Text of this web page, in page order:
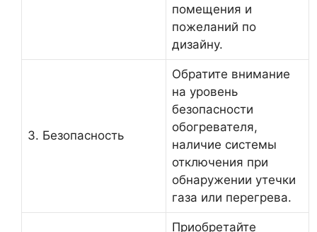
помещения и
пожеланий по
дизайну.
3. Безопасность
Обратите внимание
на уровень
безопасности
обогревателя,
наличие системы
отключения при
обнаружении утечки
газа или перегрева.
Приобретайте